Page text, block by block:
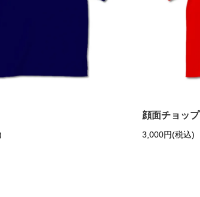
顔面チョップ
3,000円(税込)